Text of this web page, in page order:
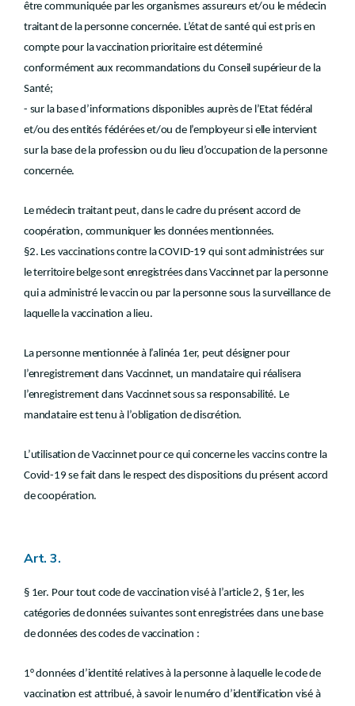
être communiquée par les organismes assureurs et/ou le médecin
traitant de la personne concernée. L’état de santé qui est pris en
compte pour la vaccination prioritaire est déterminé
conformément aux recommandations du Conseil supérieur de la
Santé;
- sur la base d’informations disponibles auprès de l’Etat fédéral
et/ou des entités fédérées et/ou de l’employeur si elle intervient
sur la base de la profession ou du lieu d’occupation de la personne
concernée.
Le médecin traitant peut, dans le cadre du présent accord de
coopération, communiquer les données mentionnées.
§2. Les vaccinations contre la COVID-19 qui sont administrées sur
le territoire belge sont enregistrées dans Vaccinnet par la personne
qui a administré le vaccin ou par la personne sous la surveillance de
laquelle la vaccination a lieu.
La personne mentionnée à l’alinéa 1er, peut désigner pour
l’enregistrement dans Vaccinnet, un mandataire qui réalisera
l’enregistrement dans Vaccinnet sous sa responsabilité. Le
mandataire est tenu à l’obligation de discrétion.
L’utilisation de Vaccinnet pour ce qui concerne les vaccins contre la
Covid-19 se fait dans le respect des dispositions du présent accord
de coopération.
Art. 3.
§ 1er. Pour tout code de vaccination visé à l’article 2, § 1er, les
catégories de données suivantes sont enregistrées dans une base
de données des codes de vaccination :
1° données d’identité relatives à la personne à laquelle le code de
vaccination est attribué, à savoir le numéro d’identification visé à